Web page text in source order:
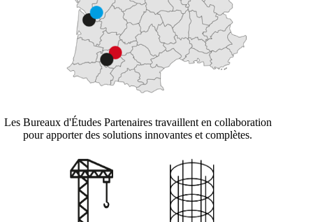
Les Bureaux d'Études Partenaires travaillent en collaboration
pour apporter des solutions innovantes et complètes.